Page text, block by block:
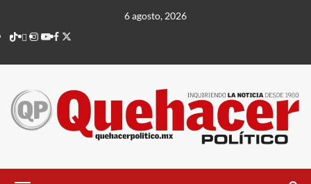
contenido
6 agosto, 2026
TikTok
threads
Instagram
Youtube
Facebook
X